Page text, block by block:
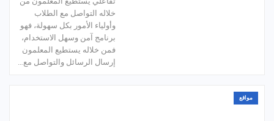
خلاله التواصل مع الطلاب
وأولياء الأمور بكل سهولة، فهو
برنامج آمن وسهل الاستخدام،
فمن خلاله يستطيع المعلمون
إرسال الرسائل والتواصل مع…
مواقع